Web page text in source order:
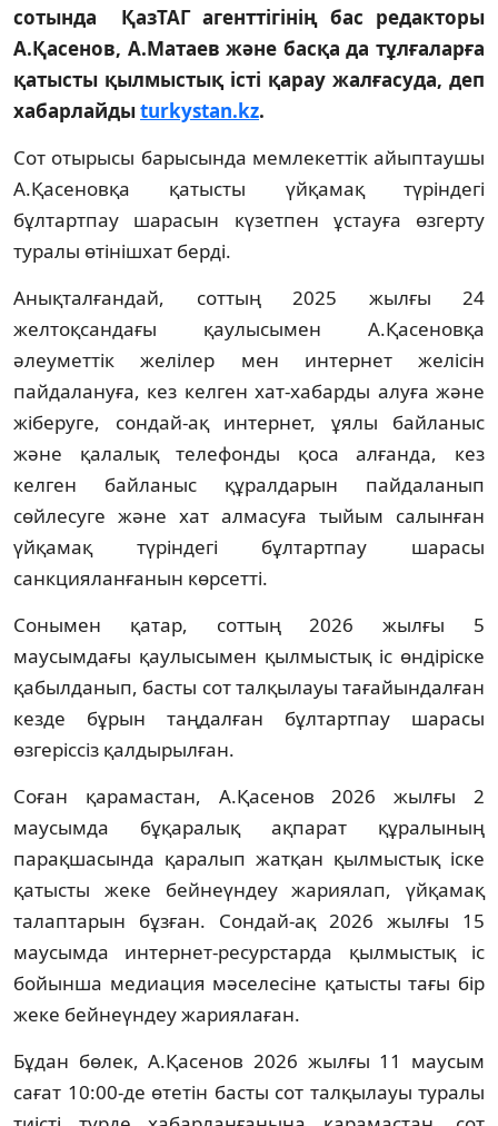
сотында ҚазТАГ агенттігінің бас редакторы
А.Қасенов, А.Матаев және басқа да тұлғаларға
қатысты қылмыстық істі қарау жалғасуда, деп
хабарлайдыturkystan.kz.
Сот отырысы барысында мемлекеттік айыптаушы
А.Қасеновқа қатысты үйқамақ түріндегі
бұлтартпау шарасын күзетпен ұстауға өзгерту
туралы өтінішхат берді.
Анықталғандай, соттың 2025 жылғы 24
желтоқсандағы қаулысымен А.Қасеновқа
әлеуметтік желілер мен интернет желісін
пайдалануға, кез келген хат-хабарды алуға және
жіберуге, сондай-ақ интернет, ұялы байланыс
және қалалық телефонды қоса алғанда, кез
келген байланыс құралдарын пайдаланып
сөйлесуге және хат алмасуға тыйым салынған
үйқамақ түріндегі бұлтартпау шарасы
санкцияланғанын көрсетті.
Сонымен қатар, соттың 2026 жылғы 5
маусымдағы қаулысымен қылмыстық іс өндіріске
қабылданып, басты сот талқылауы тағайындалған
кезде бұрын таңдалған бұлтартпау шарасы
өзгеріссіз қалдырылған.
Соған қарамастан, А.Қасенов 2026 жылғы 2
маусымда бұқаралық ақпарат құралының
парақшасында қаралып жатқан қылмыстық іске
қатысты жеке бейнеүндеу жариялап, үйқамақ
талаптарын бұзған. Сондай-ақ 2026 жылғы 15
маусымда интернет-ресурстарда қылмыстық іс
бойынша медиация мәселесіне қатысты тағы бір
жеке бейнеүндеу жариялаған.
Бұдан бөлек, А.Қасенов 2026 жылғы 11 маусым
сағат 10:00-де өтетін басты сот талқылауы туралы